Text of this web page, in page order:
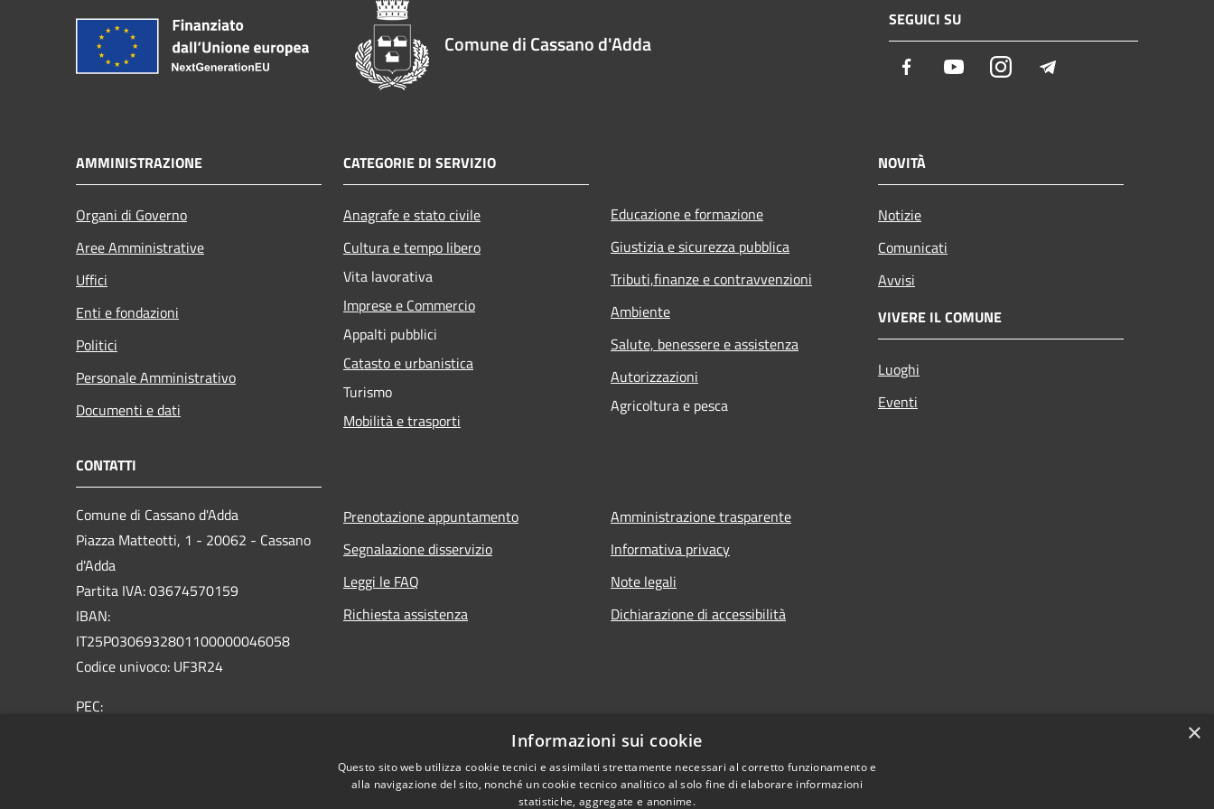
Comune di Cassano d'Adda
SEGUICI SU
Facebook YoutubeInstagram
AMMINISTRAZIONE
Organi di Governo
Aree Amministrative
Uffici
Enti e fondazioni
Politici
Personale Amministrativo
Documenti e dati
CATEGORIE DI SERVIZIO
Anagrafe e stato civile
Cultura e tempo libero
Vita lavorativa
Imprese e Commercio
Appalti pubblici
Catasto e urbanistica
Turismo
Mobilità e trasporti
Educazione e formazione
Giustizia e sicurezza pubblica
Tributi,finanze e contravvenzioni
Ambiente
Salute, benessere e assistenza
Autorizzazioni
Agricoltura e pesca
NOVITÀ
Notizie
Comunicati
Avvisi
VIVERE IL COMUNE
Luoghi
Eventi
CONTATTI
Comune di Cassano d'Adda
Piazza Matteotti, 1 - 20062 - Cassano
d'Adda
Partita IVA: 03674570159
IBAN:
IT25P0306932801100000046058
Codice univoco: UF3R24
PEC:
Prenotazione appuntamento
Segnalazione disservizio
Leggi le FAQ
Richiesta assistenza
Amministrazione trasparente
Informativa privacy
Note legali
Dichiarazione di accessibilità
×
Informazioni sui cookie
Questo sito web utilizza cookie tecnici e assimilati strettamente necessari al corretto funzionamento e
alla navigazione del sito, nonché un cookie tecnico analitico al solo fine di elaborare informazioni
statistiche, aggregate e anonime.